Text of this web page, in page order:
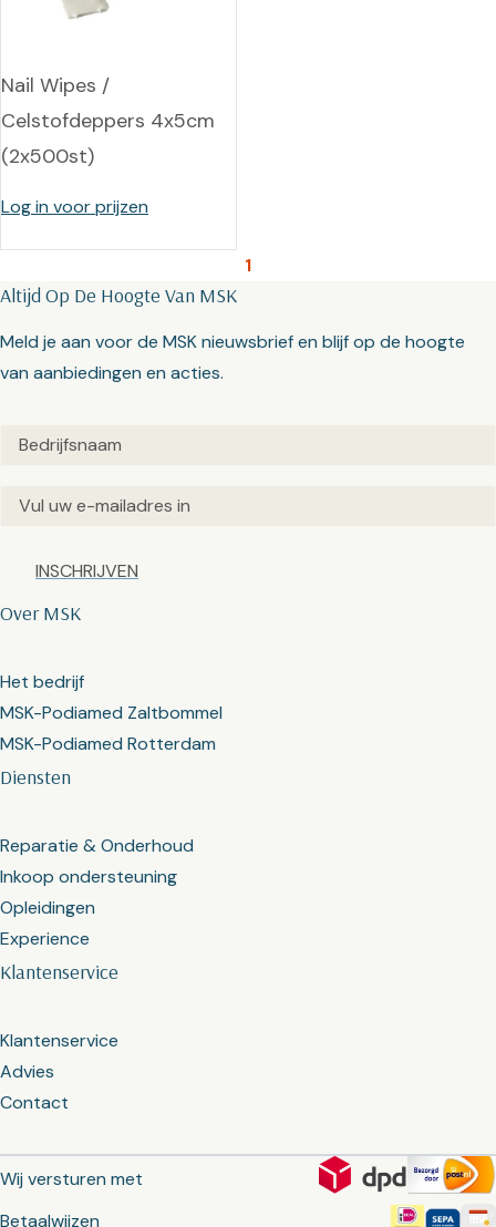
Nail Wipes /
Celstofdeppers 4x5cm
(2x500st)
Log in voor prijzen
1
Klantenservice
Klantenservice
Advies
Contact
Diensten
Reparatie & Onderhoud
Inkoop ondersteuning
Opleidingen
Experience
Over MSK
Het bedrijf
MSK-Podiamed Zaltbommel
MSK-Podiamed Rotterdam
Altijd Op De Hoogte Van MSK
Meld je aan voor de MSK nieuwsbrief en blijf op de hoogte
van aanbiedingen en acties.
Untitled(Vereist)
Email(Vereist)
Captcha
Wij versturen met
Betaalwijzen